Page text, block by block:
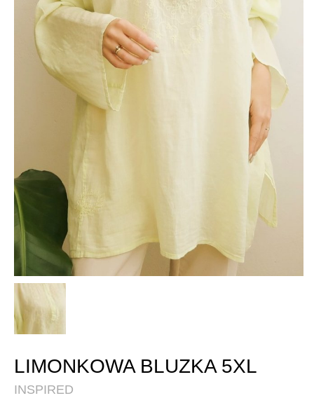
LIMONKOWA BLUZKA 5XL
INSPIRED